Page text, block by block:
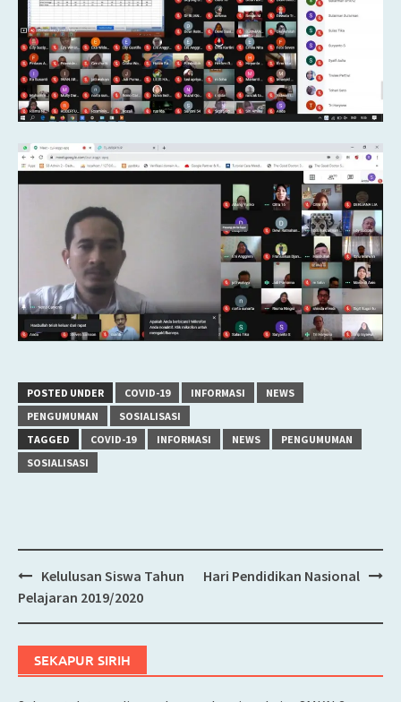
POSTED UNDER COVID-19 INFORMASI
NEWS
PENGUMUMAN
SOSIALISASI
TAGGED
COVID-19 INFORMASI NEWS
PENGUMUMAN
SOSIALISASI
Post
navigation
Kelulusan Siswa Tahun
Pelajaran 2019/2020
Hari Pendidikan Nasional
SEKAPUR SIRIH